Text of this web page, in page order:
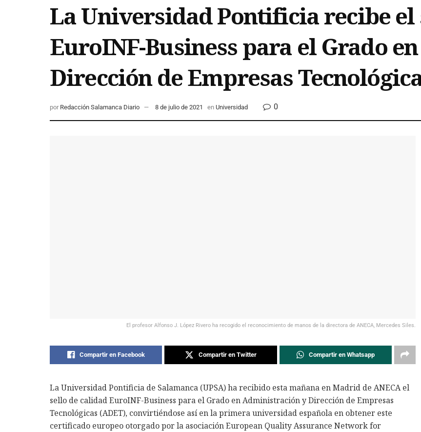
La Universidad Pontificia recibe
EuroINF-Business para el Grado
Dirección de Empresas
por Redacción Salamanca Diario 8 de julio de 2021 en Universidad 0
El profesor Alfonso J. López Rivero ha recogido el reconocimiento de manos de la directora de ANECA, Mercedes Siles.
Compartir en Facebook Compartir en Twitter Compartir en Whatsapp
La Universidad Pontificia de Salamanca (UPSA) ha recibido esta mañana en Madrid de ANECA el
sello de calidad EuroINF-Business para el Grado en Administración y Dirección de Empresas
Tecnológicas (ADET), convirtiéndose así en la primera universidad española en obtener este
certificado europeo otorgado por la asociación European Quality Assurance Network for